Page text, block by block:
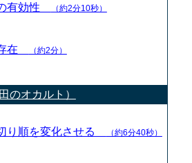
有効性 （約2分10秒）
在 （約2分）
のオカルト）
り順を変化させる （約6分40秒）